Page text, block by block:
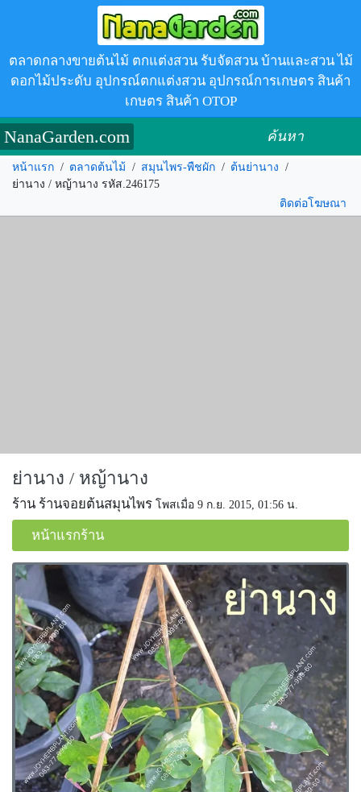
ตลาดกลางขายต้นไม้ ตกแต่งสวน รับจัดสวน บ้านและสวน ไม้
ดอกไม้ประดับ อุปกรณ์ตกแต่งสวน อุปกรณ์การเกษตร สินค้า
เกษตร สินค้า OTOP
NanaGarden.com ค้นหา
หน้าแรก / ตลาดต้นไม้ / สมุนไพร-พืชผัก / ต้นย่านาง /
ย่านาง / หญ้านาง รหัส.246175
ติดต่อโฆษณา
ย่านาง / หญ้านาง
ร้าน ร้านจอยต้นสมุนไพร โพสเมื่อ 9 ก.ย. 2015, 01:56 น.
หน้าแรกร้าน